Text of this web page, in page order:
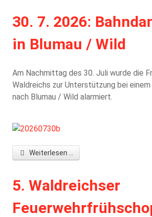
30. 7. 2026:
in Blumau / Wild
Am Nachmittag des 30. Juli wurde die
Waldreichs zur Unterstützung bei einem
nach Blumau / Wild alarmiert.
Weiterlesen ...
5. Waldreichser